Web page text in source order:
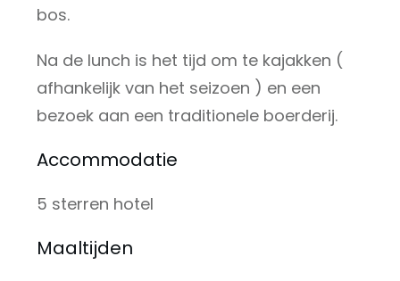
bos.
Na de lunch is het tijd om te kajakken (
afhankelijk van het seizoen ) en een
bezoek aan een traditionele boerderij.
Accommodatie
5 sterren hotel
Maaltijden